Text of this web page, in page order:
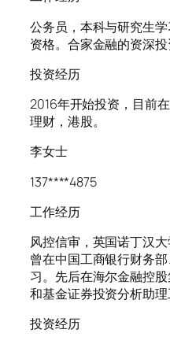
公务员，本科与研究生
资格。合家金融的资深投
投资经历
2016年开始投资，目前
理财，港股。
李女士
137****4875
工作经历
风控信审，英国诺丁汉
曾在中国工商银行财务
习。先后在海尔金融控
和基金证券投资分析助理
投资经历